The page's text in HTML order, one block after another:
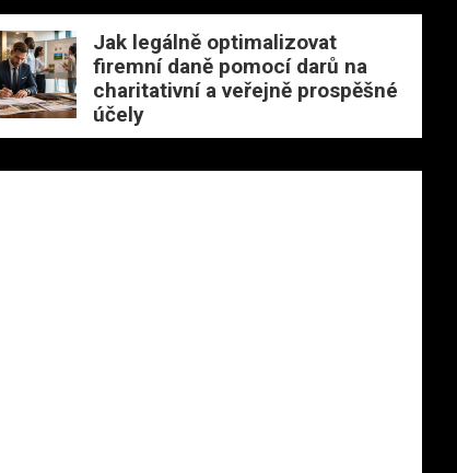
Jak legálně optimalizovat
firemní daně pomocí darů na
charitativní a veřejně prospěšné
účely